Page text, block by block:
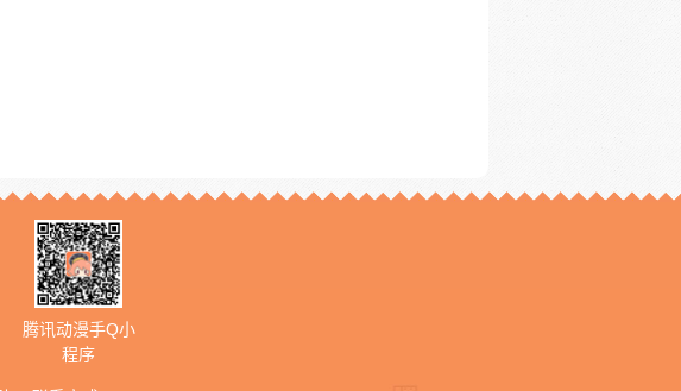
腾讯动漫手Q小
程序